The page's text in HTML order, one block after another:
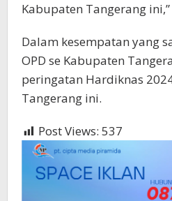
Kabupaten Tangerang
Dalam kesempatan yang
OPD se Kabupaten
peringatan Hardiknas
Tangerang ini.
Post Views: 537